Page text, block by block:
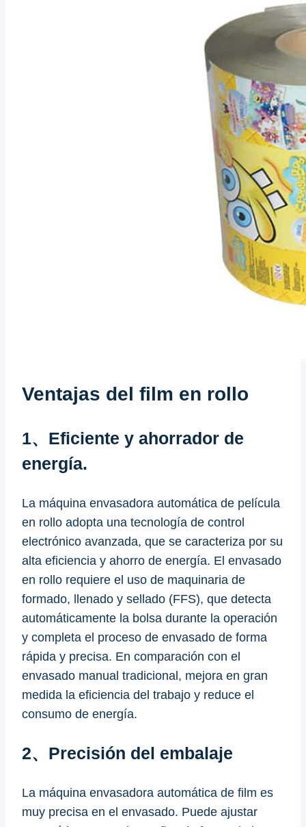
Ventajas del film en rollo
1、Eficiente y ahorrador de
energía.
La máquina envasadora automática de película
en rollo adopta una tecnología de control
electrónico avanzada, que se caracteriza por su
alta eficiencia y ahorro de energía. El envasado
en rollo requiere el uso de maquinaria de
formado, llenado y sellado (FFS), que detecta
automáticamente la bolsa durante la operación
y completa el proceso de envasado de forma
rápida y precisa. En comparación con el
envasado manual tradicional, mejora en gran
medida la eficiencia del trabajo y reduce el
consumo de energía.
2、Precisión del embalaje
La máquina envasadora automática de film es
muy precisa en el envasado. Puede ajustar